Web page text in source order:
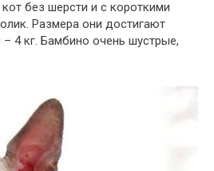
без шерсти и с короткими
Размера они достигают
4 кг. Бамбино очень шустрые,